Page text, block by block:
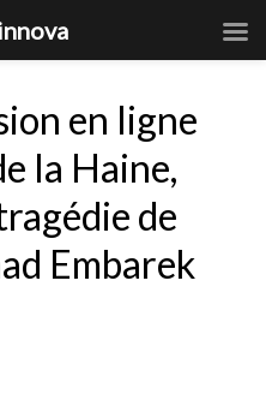
en ligne
la Haine,
de
Embarek